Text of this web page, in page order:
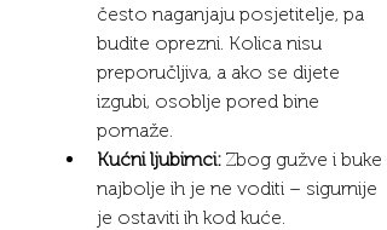
često naganjaju posjetitelje, pa
budite oprezni. Kolica nisu
preporučljiva, a ako se dijete
izgubi, osoblje pored bine
pomaže.
Kućni ljubimci: Zbog gužve i buke
najbolje ih je ne voditi – sigurnije
je ostaviti ih kod kuće.